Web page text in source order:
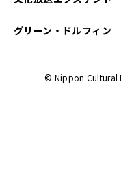
グリーン・ドルフィン
© Nippon Cultural